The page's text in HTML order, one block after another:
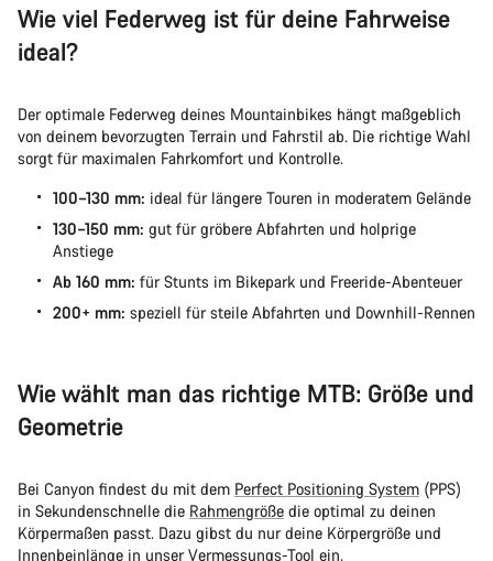
Wie viel Federweg ist für deine Fahrweise
ideal?
Der optimale Federweg deines Mountainbikes hängt maßgeblich
von deinem bevorzugten Terrain und Fahrstil ab. Die richtige Wahl
sorgt für maximalen Fahrkomfort und Kontrolle.
100–130 mm: ideal für längere Touren in moderatem Gelände
130–150 mm: gut für gröbere Abfahrten und holprige
Anstiege
Ab 160 mm: für Stunts im Bikepark und Freeride-Abenteuer
200+ mm: speziell für steile Abfahrten und Downhill-Rennen
Wie wählt man das richtige MTB: Größe und
Geometrie
Bei Canyon findest du mit dem Perfect Positioning System (PPS)
in Sekundenschnelle die Rahmengröße die optimal zu deinen
Körpermaßen passt. Dazu gibst du nur deine Körpergröße und
Innenbeinlänge in unser Vermessungs-Tool ein.